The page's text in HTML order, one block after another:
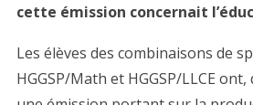
cette émission concernait
Les élèves des combinaisons de
HGGSP/Math et HGGSP/LLCE